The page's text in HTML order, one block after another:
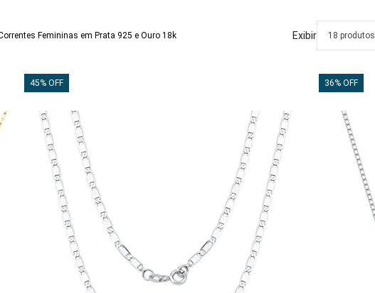
Femininas em Prata 925 e Ouro 18k Exibir 18 produtos
45% OFF 36% OFF